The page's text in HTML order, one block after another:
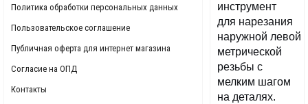
Политика обработки персональных данных
Пользовательское соглашение
Публичная оферта для интернет магазина
Согласие на ОПД
Контакты
инструмент
для нарезания
наружной левой
метрической
резьбы с
мелким шагом
на деталях.